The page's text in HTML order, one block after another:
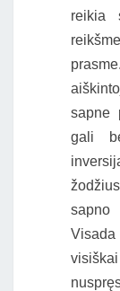
reikia
sapne
gali
sapno